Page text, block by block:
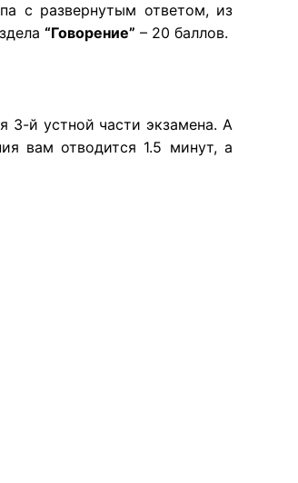
с развернутым ответом, из
“Говорение” – 20 баллов.
3-й устной части экзамена. А
вам отводится 1.5 минут, а